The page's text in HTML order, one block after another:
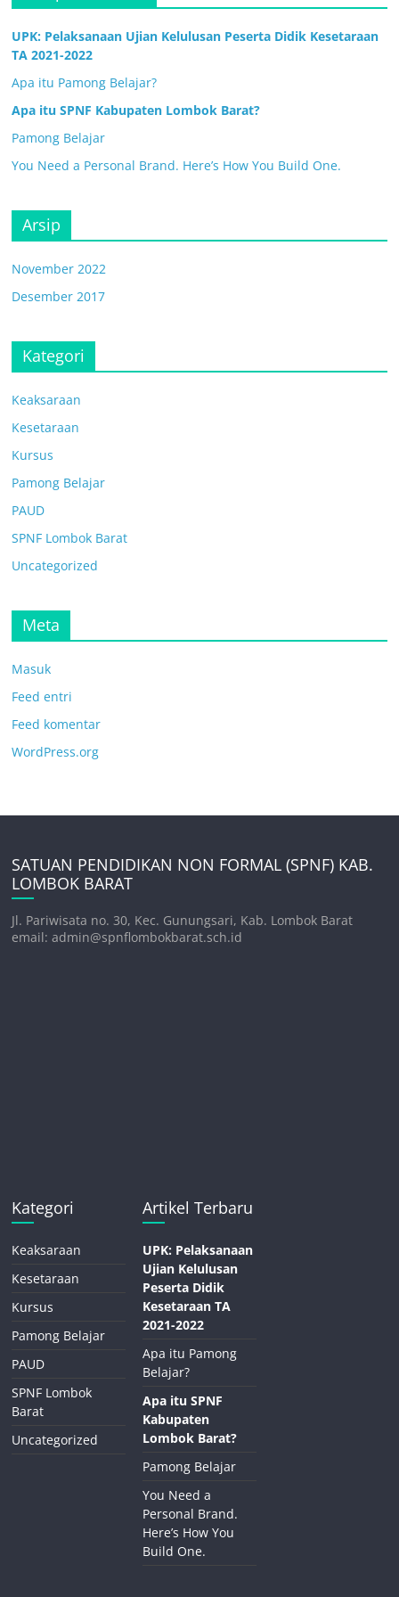
UPK: Pelaksanaan Ujian Kelulusan Peserta Didik Kesetaraan
TA 2021-2022
Apa itu Pamong Belajar?
Apa itu SPNF Kabupaten Lombok Barat?
Pamong Belajar
You Need a Personal Brand. Here’s How You Build One.
Arsip
November 2022
Desember 2017
Kategori
Keaksaraan
Kesetaraan
Kursus
Pamong Belajar
PAUD
SPNF Lombok Barat
Uncategorized
Meta
Masuk
Feed entri
Feed komentar
WordPress.org
SATUAN PENDIDIKAN NON FORMAL (SPNF) KAB.
LOMBOK BARAT
Jl. Pariwisata no. 30, Kec. Gunungsari, Kab. Lombok Barat
email: admin@spnflombokbarat.sch.id
Kategori
Keaksaraan
Kesetaraan
Kursus
Pamong Belajar
PAUD
SPNF Lombok
Barat
Uncategorized
Artikel Terbaru
UPK: Pelaksanaan
Ujian Kelulusan
Peserta Didik
Kesetaraan TA
2021-2022
Apa itu Pamong
Belajar?
Apa itu SPNF
Kabupaten
Lombok Barat?
Pamong Belajar
You Need a
Personal Brand.
Here’s How You
Build One.